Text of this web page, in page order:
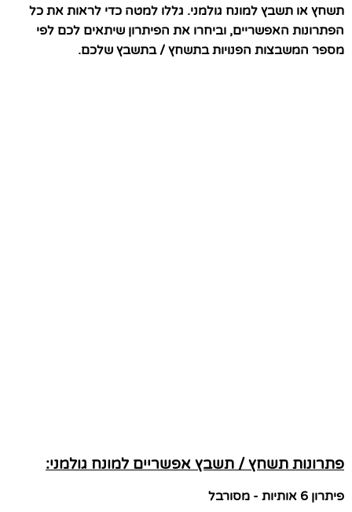
תשחץ או תשבץ למונח גולמני. גללו למטה כדי לראות את כל
הפתרונות האפשריים, וביחרו את הפיתרון שיתאים לכם לפי
מספר המשבצות הפנויות בתשחץ / בתשבץ שלכם.
פתרונות תשחץ / תשבץ אפשריים למונח גולמני:
פיתרון 6 אותיות - מסורבל